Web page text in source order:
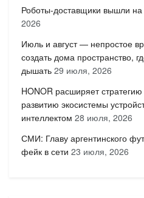
Роботы-доставщики вышли
2026
Июль и август — непростое
создать дома пространство,
дышать 29 июля, 2026
HONOR расширяет
развитию экосистемы
интеллектом 28 июля, 2026
СМИ: Главу аргентинского
фейк в сети 23 июля, 2026